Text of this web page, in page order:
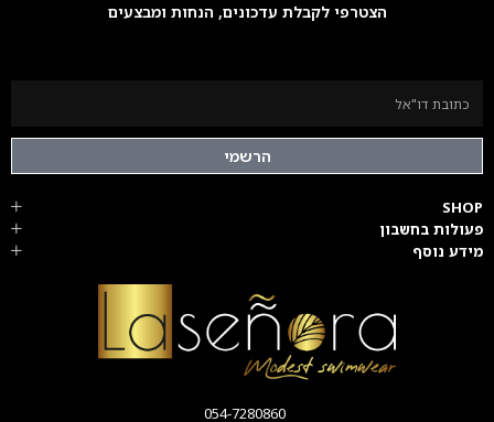
הרשמי
SHOP
פעולות בחשבון
מידע נוסף
054-7280860
הצטרפי לקבלת עדכונים, הנחות ומבצעים